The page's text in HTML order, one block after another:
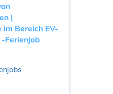
|
Bereich EV-
Ferienjob